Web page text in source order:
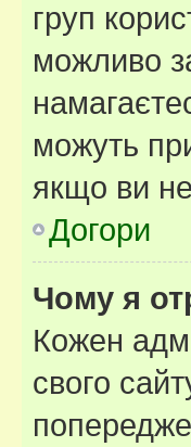
груп
можливо
можуть
якщо ви
Догори
Чому я
Кожен
свого